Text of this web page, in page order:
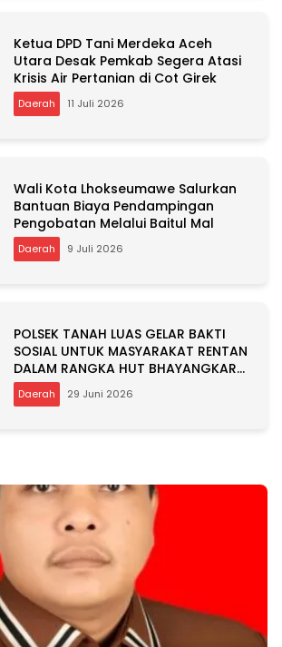
Ketua DPD Tani Merdeka Aceh
Utara Desak Pemkab Segera Atasi
Krisis Air Pertanian di Cot Girek
Daerah 11 Juli 2026
Wali Kota Lhokseumawe Salurkan
Bantuan Biaya Pendampingan
Pengobatan Melalui Baitul Mal
Daerah 9 Juli 2026
POLSEK TANAH LUAS GELAR BAKTI
SOSIAL UNTUK MASYARAKAT RENTAN
DALAM RANGKA HUT BHAYANGKARA
KE-80
Daerah 29 Juni 2026